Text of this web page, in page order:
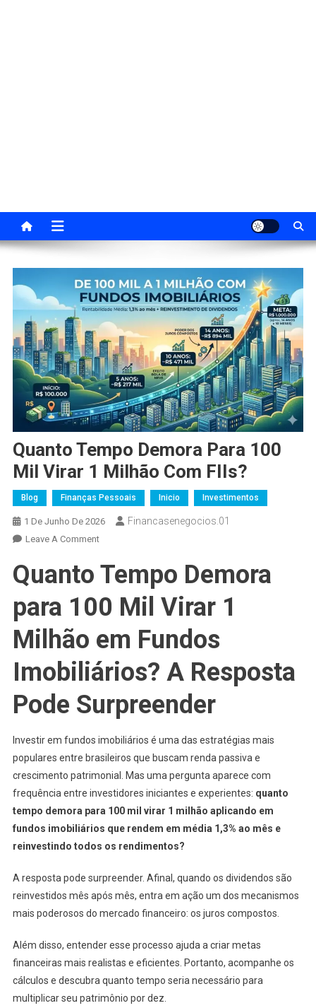
Quanto Tempo Demora Para 100
Mil Virar 1 Milhão Com FIIs?
Blog Finanças Pessoais Inicio Investimentos
1 De Junho De 2026 Financasenegocios.01
Leave A CommentOn
Tempo
Para
Mil
1
Com
FIIs?
Quanto Tempo Demora
para 100 Mil Virar 1
Milhão em Fundos
Imobiliários? A Resposta
Pode Surpreender
Investir em fundos imobiliários é uma das estratégias mais
populares entre brasileiros que buscam renda passiva e
crescimento patrimonial. Mas uma pergunta aparece com
frequência entre investidores iniciantes e experientes: quanto
tempo demora para 100 mil virar 1 milhão aplicando em
fundos imobiliários que rendem em média 1,3% ao mês e
reinvestindo todos os rendimentos?
A resposta pode surpreender. Afinal, quando os dividendos são
reinvestidos mês após mês, entra em ação um dos mecanismos
mais poderosos do mercado financeiro: os juros compostos.
Além disso, entender esse processo ajuda a criar metas
financeiras mais realistas e eficientes. Portanto, acompanhe os
cálculos e descubra quanto tempo seria necessário para
multiplicar seu patrimônio por dez.